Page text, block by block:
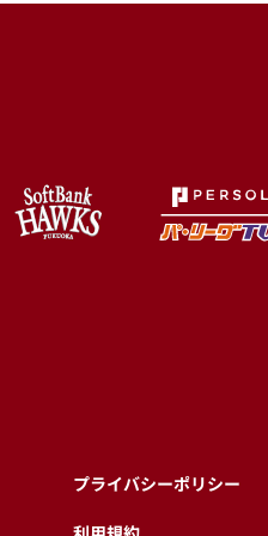
プライバシーポリシー